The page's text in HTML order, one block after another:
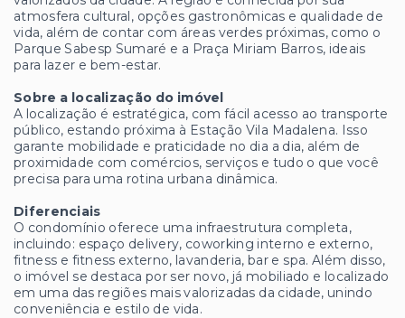
atmosfera cultural, opções gastronômicas e qualidade de
vida, além de contar com áreas verdes próximas, como o
Parque Sabesp Sumaré e a Praça Miriam Barros, ideais
para lazer e bem-estar.
Sobre a localização do imóvel
A localização é estratégica, com fácil acesso ao transporte
público, estando próxima à Estação Vila Madalena. Isso
garante mobilidade e praticidade no dia a dia, além de
proximidade com comércios, serviços e tudo o que você
precisa para uma rotina urbana dinâmica.
Diferenciais
O condomínio oferece uma infraestrutura completa,
incluindo: espaço delivery, coworking interno e externo,
fitness e fitness externo, lavanderia, bar e spa. Além disso,
o imóvel se destaca por ser novo, já mobiliado e localizado
em uma das regiões mais valorizadas da cidade, unindo
conveniência e estilo de vida.